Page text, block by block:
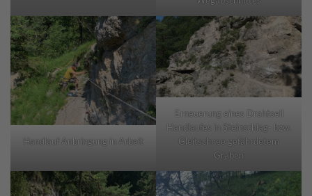
Handlauf Anbringung in Arbeit
Erneuerung eines Drahtseil
Handlaufes in Steinschlag- bzw.
Gleitschnee gefährdetem
Graben